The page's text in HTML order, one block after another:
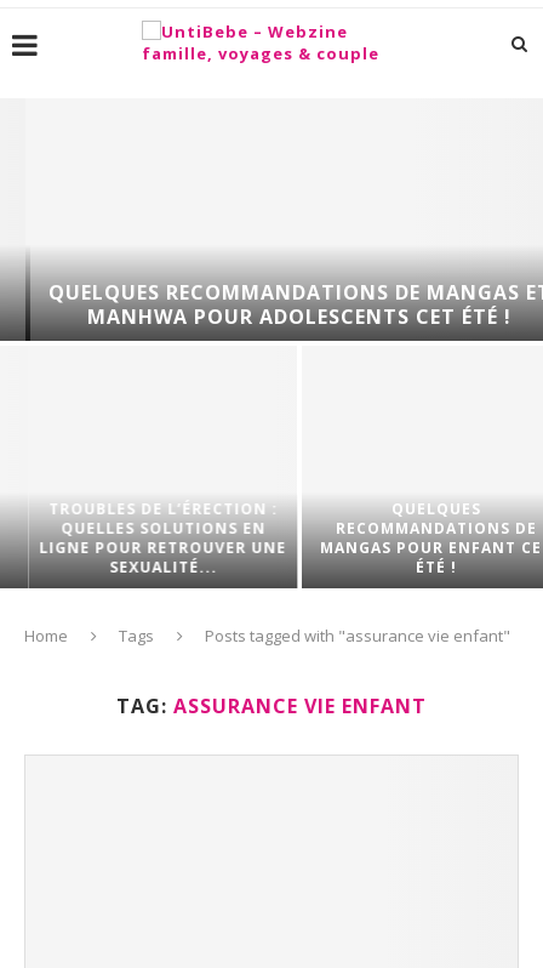
QUELQUES RECOMMANDATIONS DE MANGAS ET
MANHWA POUR ADOLESCENTS CET ÉTÉ !
TROUBLES DE L’ÉRECTION :
QUELLES SOLUTIONS EN
LIGNE POUR RETROUVER UNE
SEXUALITÉ...
QUELQUES
RECOMMANDATIONS DE
MANGAS POUR ENFANT CET
ÉTÉ !
Home Tags Posts tagged with "assurance vie enfant"
TAG: ASSURANCE VIE ENFANT